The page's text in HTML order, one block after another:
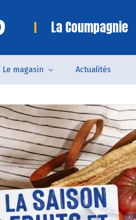
La Coumpagnie
Le magasin Actualités